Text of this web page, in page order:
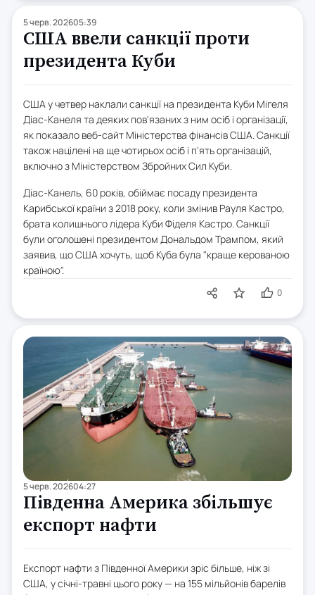
5 черв. 202605:39
США ввели санкції проти
президента Куби
США у четвер наклали санкції на президента Куби Мігеля
Діас-Канеля та деяких пов'язаних з ним осіб і організації,
як показало веб-сайт Міністерства фінансів США. Санкції
також націлені на ще чотирьох осіб і п'ять організацій,
включно з Міністерством Збройних Сил Куби.
Діас-Канель, 60 років, обіймає посаду президента
Карибської країни з 2018 року, коли змінив Рауля Кастро,
брата колишнього лідера Куби Фіделя Кастро. Санкції
були оголошені президентом Дональдом Трампом, який
заявив, що США хочуть, щоб Куба була "краще керованою
країною".
0
5 черв. 202604:27
Південна Америка збільшує
експорт нафти
Експорт нафти з Південної Америки зріс більше, ніж зі
США, у січні-травні цього року — на 155 мільйонів барелів